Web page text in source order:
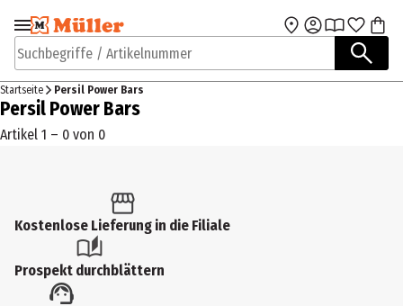
Zur Navigation
springen
Zum Hauptinhalt
Suchbegriffe / Artikelnummer
Startseite Persil Power Bars
Persil Power Bars
Artikel 1 – 0 von 0
Kostenlose Lieferung in die Filiale
Prospekt durchblättern